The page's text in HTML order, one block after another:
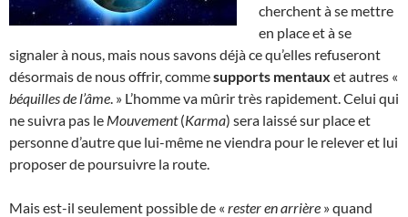
cherchent à se mettre
en place et à se
signaler à nous, mais nous savons déjà ce qu’elles refuseront
désormais de nous offrir, commesupports mentaux et autres «
béquilles de l’âme . » L’homme va mûrir très rapidement. Celui qui
ne suivra pas le Mouvement(Karma) sera laissé sur place et
personne d’autre que lui-même ne viendra pour le relever et lui
proposer de poursuivre la route.
Mais est-il seulement possible de « rester en arrière » quand